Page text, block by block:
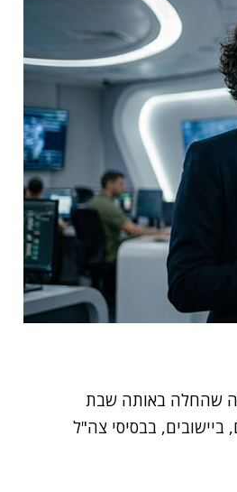
מאיתנו, התקופה שהחלה באותה שבת
שלהם, ביישובים, בבסיסי צה"ל